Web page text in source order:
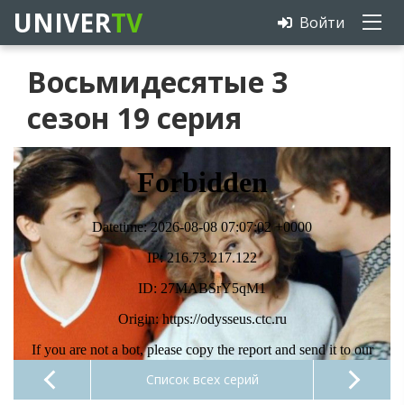
UNIVERTV Войти
Восьмидесятые 3
сезон 19 серия
Список всех серий